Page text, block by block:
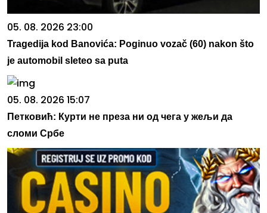
05. 08. 2026 23:00
Tragedija kod Banovića: Poginuo vozač (60) nakon što
je automobil sleteo sa puta
05. 08. 2026 15:07
Петковић: Курти не преза ни од чега у жељи да
сломи Србе